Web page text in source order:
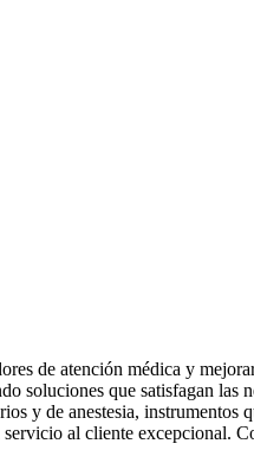
de atención médica y
soluciones que satisfagan las
y de anestesia, instrumentos
al cliente excepcional.